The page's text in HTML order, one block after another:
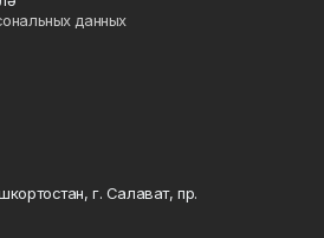
данных
г. Салават, пр.